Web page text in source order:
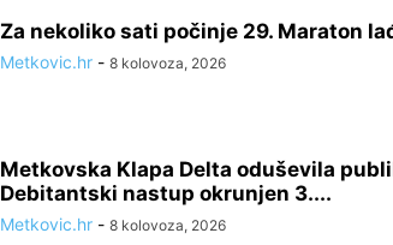
Za nekoliko sati počinje 29. Maraton
Metkovic.hr - 8 kolovoza, 2026
Metkovska Klapa Delta oduševila
Debitantski nastup okrunjen 3....
Metkovic.hr - 8 kolovoza, 2026